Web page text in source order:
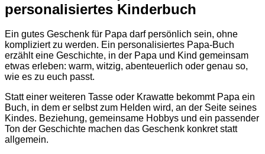
personalisiertes Kinderbuch
Ein gutes Geschenk für Papa darf persönlich sein, ohne
kompliziert zu werden. Ein personalisiertes Papa-Buch
erzählt eine Geschichte, in der Papa und Kind gemeinsam
etwas erleben: warm, witzig, abenteuerlich oder genau so,
wie es zu euch passt.
Statt einer weiteren Tasse oder Krawatte bekommt Papa ein
Buch, in dem er selbst zum Helden wird, an der Seite seines
Kindes. Beziehung, gemeinsame Hobbys und ein passender
Ton der Geschichte machen das Geschenk konkret statt
allgemein.